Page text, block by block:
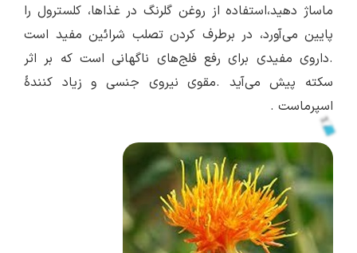
ماساژ دهید،استفاده از روغن گلرنگ در غذاها، کلسترول را
پایین می‌آورد، در برطرف کردن تصلب شرائین مفید است
.داروی مفیدی برای رفع فلج‌های ناگهانی است که بر اثر
سکته پیش می‌آید .مقوی نیروی جنسی و زیاد کنندهٔ
اسپرماست .